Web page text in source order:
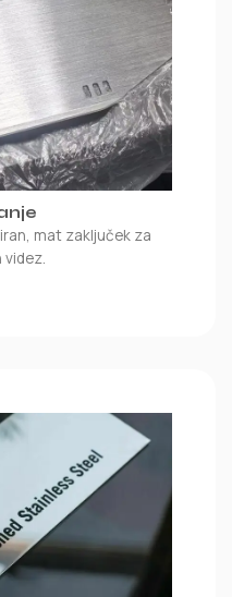
mat zaključek za
videz.